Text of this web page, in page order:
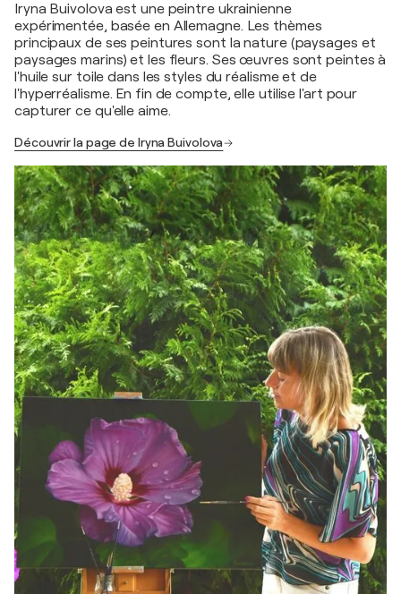
Iryna Buivolova est une peintre ukrainienne
expérimentée, basée en Allemagne. Les thèmes
principaux de ses peintures sont la nature (paysages et
paysages marins) et les fleurs. Ses œuvres sont peintes à
l'huile sur toile dans les styles du réalisme et de
l'hyperréalisme. En fin de compte, elle utilise l'art pour
capturer ce qu'elle aime.
Découvrir la page de Iryna Buivolova